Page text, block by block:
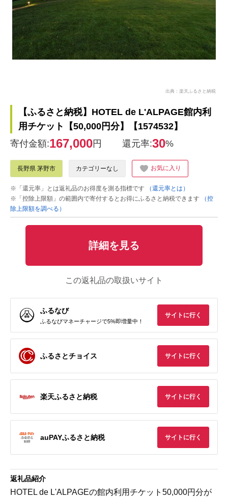
出典：楽天ふるさと納税
【ふるさと納税】HOTEL de L'ALPAGE館内利
用チケット【50,000円分】【1574532】
寄付金額:167,000円 還元率:30%
長野県 茅野市 カテゴリーなし お気に入り
※「還元率」とは返礼品のお得度を測る指標です
（還元率とは）
※「控除上限額」の範囲内で寄付するとお得にふるさと納税できます
（控
除上限額を調べる）
詳細を見る
この返礼品の取扱いサイト
ふるなび
ふるなびマネーチャージで5%即増量中！
サイトに行く
ふるさとチョイス サイトに行く
楽天ふるさと納税 サイトに行く
auPAYふるさと納税 サイトに行く
返礼品紹介
HOTEL de L'ALPAGEの館内利用チケット50,000円分が